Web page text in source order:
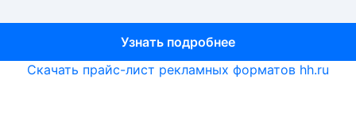
Узнать подробнее
Узнать подробнее
Скачать прайс-лист рекламных форматов hh.ru